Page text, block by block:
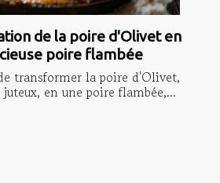
de la poire d'Olivet en
poire flambée
transformer la poire d'Olivet,
en une poire flambée,...